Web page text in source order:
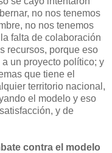
no nos tenemos
no nos tenemos
falta de colaboración
recursos, porque eso
un proyecto político; y
que tiene el
territorio nacional,
el modelo y eso
y de
contra el modelo